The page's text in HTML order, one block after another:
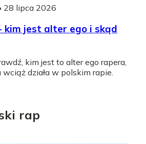
28 lipca 2026
kim jest alter ego i skąd
kim jest to alter ego rapera,
działa w polskim rapie.
rap